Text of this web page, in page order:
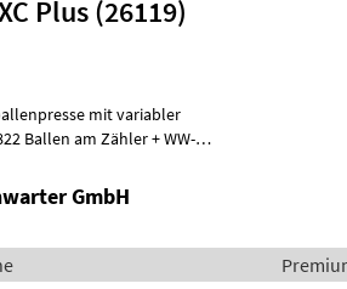
Plus (26119)
mit variabler
Ballen am Zähler + WW-
GmbH